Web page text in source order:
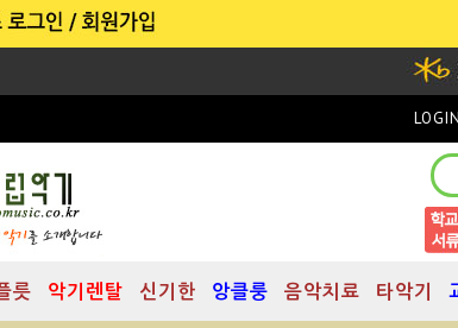
LOGIN
릇 악기렌탈 신기한 앙클룽 음악치료 타악기